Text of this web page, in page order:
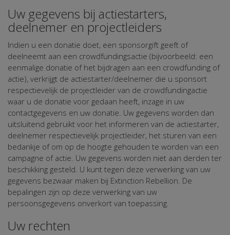
Uw gegevens bij actiestarters,
deelnemer en projectleiders
Indien u een donatie doet, een sponsorgift geeft of
deelneemt aan een crowdfundingsactie (bijvoorbeeld: een
eenmalige donatie of het bijdragen aan een crowdfunding of
actie), verkrijgt de actiestarter/deelnemer die u sponsort
respectievelijk de projectleider van de crowdfundingactie
waar u de donatie voor gedaan heeft, inzage in uw
contactgegevens en uw donatie. Uw gegevens worden dan
uitsluitend gebruikt voor het informeren van de actiestarter,
deelnemer respectievelijk projectleider, het sturen van een
bedankje of om op de hoogte gehouden te worden van een
campagne of actie. Uw gegevens worden niet aan derden ter
beschikking gesteld. U kunt tegen deze verwerking van uw
gegevens bezwaar maken bij Extinction Rebellion. De
bepalingen zijn op deze verwerking van uw
persoonsgegevens onverkort van toepassing.
Uw rechten